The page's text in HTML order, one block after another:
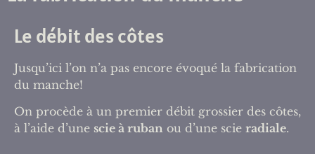
Le débit des côtes
Jusqu’ici l’on n’a pas encore évoqué la fabrication
du manche!
On procède à un premier débit grossier des côtes,
à l’aide d’une scie à ruban ou d’une scie radiale.